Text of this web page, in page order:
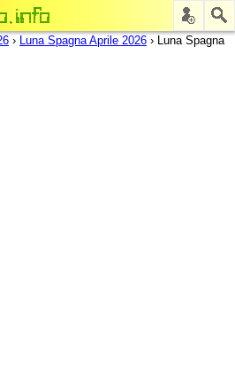
› Luna Spagna Aprile 2026 › Luna Spagna